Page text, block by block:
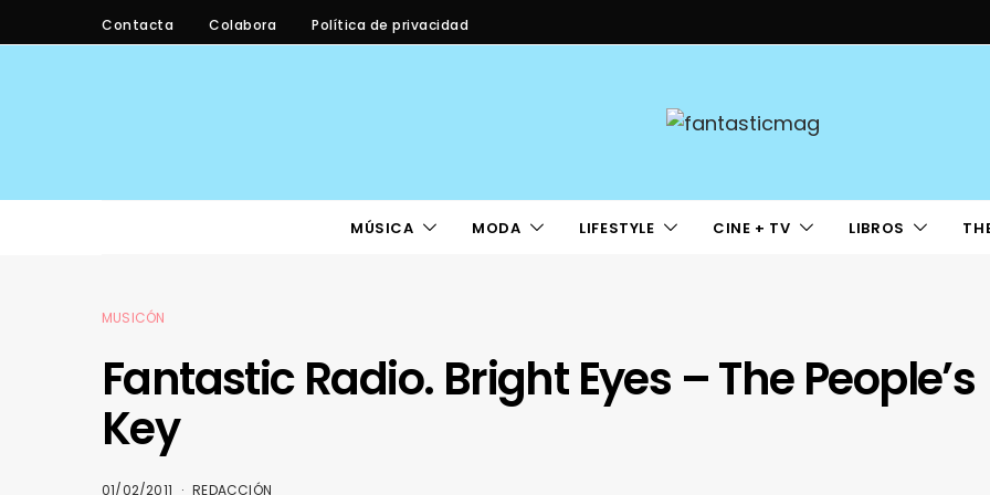
Contacta Colabora Política de privacidad
MÚSICA MODA LIFESTYLE CINE + TV LIBROS
MUSICÓN
Fantastic Radio. Bright Eyes – The People’s
Key
01/02/2011 REDACCIÓN